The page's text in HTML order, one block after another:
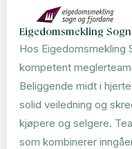
Eigedomsmekling
Hos Eigedomsmekling
kompetent
Beliggende midt i
solid veiledning og
kjøpere og selgere.
som kombinerer